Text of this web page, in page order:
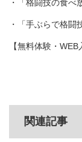
・「格闘技の食
・「手ぶらで格
【無料体験・
関連記事